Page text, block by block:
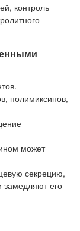
контроль
полимиксинов,
может
секрецию,
замедляют его